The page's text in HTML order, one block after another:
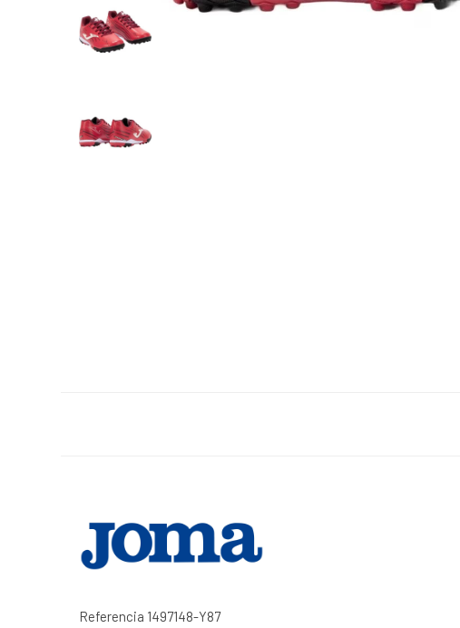
Referencia 1497148-Y87